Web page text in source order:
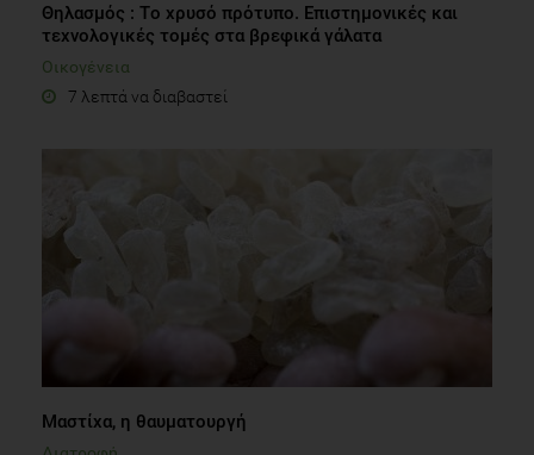
Θηλασμός : Tο χρυσό πρότυπο. Επιστημονικές και
τεχνολογικές τομές στα βρεφικά γάλατα
Οικογένεια
7 λεπτά να διαβαστεί
Μαστίχα, η θαυματουργή